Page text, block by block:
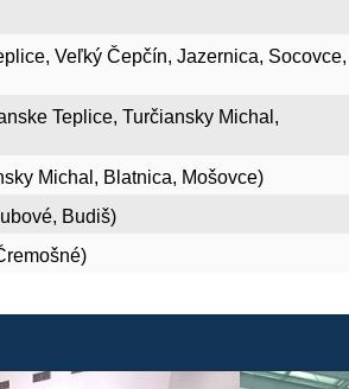
Veľký Čepčín, Jazernica, Socovce,
Teplice, Turčiansky Michal,
Michal, Blatnica, Mošovce)
Budiš)